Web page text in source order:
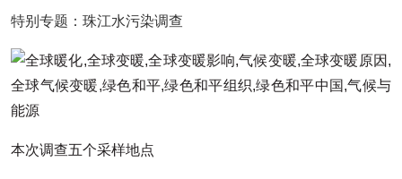
特别专题：珠江水污染调查
本次调查五个采样地点